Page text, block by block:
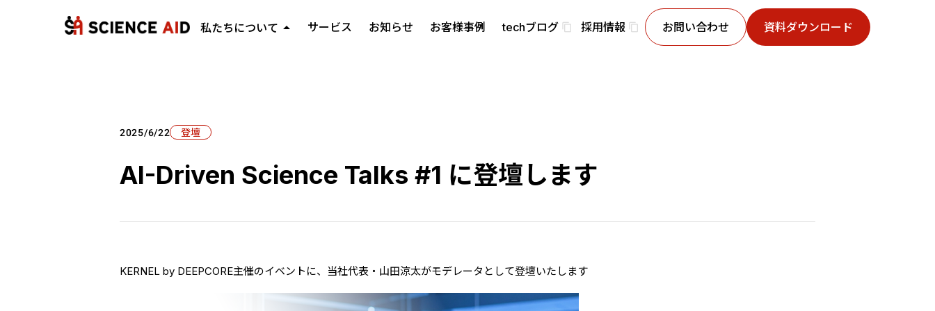
私たちについて arrow_drop_up サービス お知らせ お客様事例 techブログ content_copy 採用情報 content_copy お問い合わせ 資料ダウンロード
2025/6/22 登壇
AI-Driven Science Talks #1 に登壇します
KERNEL by DEEPCORE主催のイベントに、当社代表・山田涼太がモデレータとして登壇いたします